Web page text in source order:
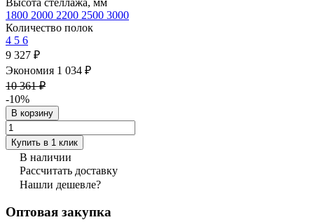
1800 2000 2200 2500 3000
Количество полок
4 5 6
9 327 ₽
Экономия 1 034 ₽
10 361 ₽
-10%
В корзину
Купить в 1 клик
В наличии
Рассчитать доставку
Нашли дешевле?
Оптовая закупка